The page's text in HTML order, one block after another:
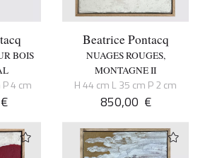
BOIS
4 cm
€
Beatrice Pontacq
NUAGES ROUGES,
MONTAGNE II
H 44 cm L 35 cm P 2 cm
850,00 €